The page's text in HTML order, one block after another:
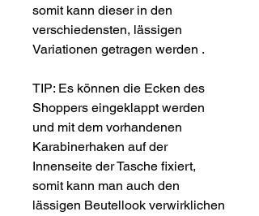
somit kann dieser in den
verschiedensten, lässigen
Variationen getragen werden .
TIP: Es können die Ecken des
Shoppers eingeklappt werden
und mit dem vorhandenen
Karabinerhaken auf der
Innenseite der Tasche fixiert,
somit kann man auch den
lässigen Beutellook verwirklichen